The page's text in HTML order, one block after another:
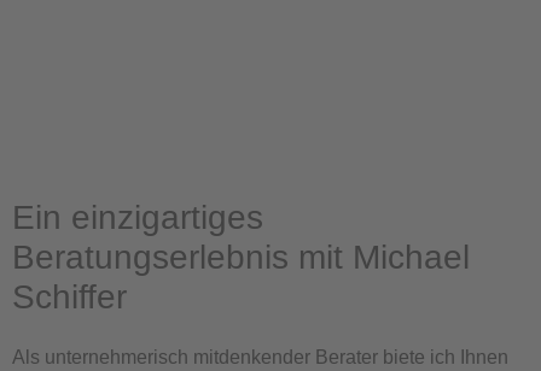
Ein einzigartiges
Beratungserlebnis mit Michael
Schiffer
Als unternehmerisch mitdenkender Berater biete ich Ihnen